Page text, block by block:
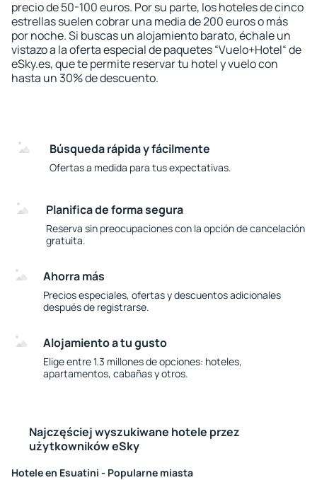
precio de 50-100 euros. Por su parte, los hoteles de cinco
estrellas suelen cobrar una media de 200 euros o más
por noche. Si buscas un alojamiento barato, échale un
vistazo a la oferta especial de paquetes “Vuelo+Hotel“ de
eSky.es, que te permite reservar tu hotel y vuelo con
hasta un 30% de descuento.
Búsqueda rápida y fácilmente
Ofertas a medida para tus expectativas.
Planifica de forma segura
Reserva sin preocupaciones con la opción de cancelación
gratuita.
Ahorra más
Precios especiales, ofertas y descuentos adicionales
después de registrarse.
Alojamiento a tu gusto
Elige entre 1.3 millones de opciones: hoteles,
apartamentos, cabañas y otros.
Najczęściej wyszukiwane hotele przez
użytkowników eSky
Hotele en Esuatini - Popularne miasta